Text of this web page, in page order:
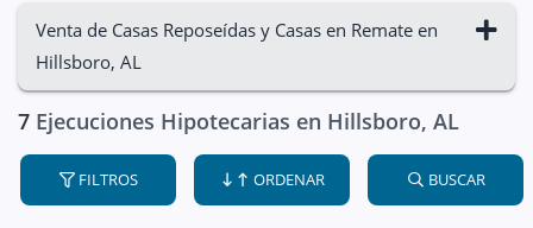
Venta de Casas Reposeídas y Casas en Remate en
Hillsboro, AL
7 Ejecuciones Hipotecarias en Hillsboro, AL
FILTROS ORDENAR BUSCAR